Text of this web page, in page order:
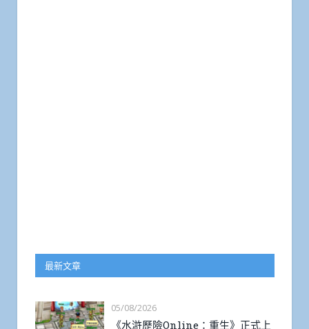
最新文章
05/08/2026
《水滸歷險Online：重生》正式上